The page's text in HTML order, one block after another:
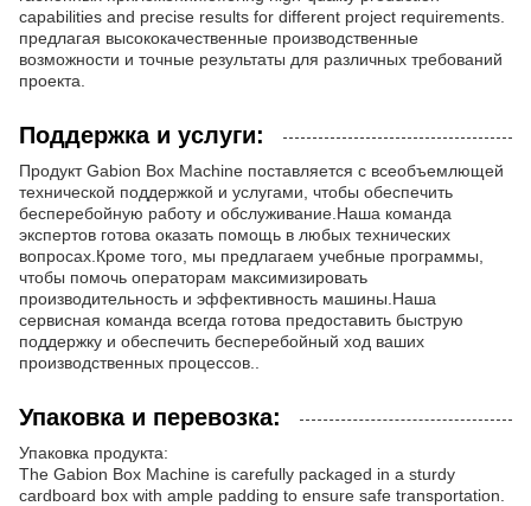
capabilities and precise results for different project requirements.
предлагая высококачественные производственные
возможности и точные результаты для различных требований
проекта.
Поддержка и услуги:
Продукт Gabion Box Machine поставляется с всеобъемлющей
технической поддержкой и услугами, чтобы обеспечить
бесперебойную работу и обслуживание.Наша команда
экспертов готова оказать помощь в любых технических
вопросах.Кроме того, мы предлагаем учебные программы,
чтобы помочь операторам максимизировать
производительность и эффективность машины.Наша
сервисная команда всегда готова предоставить быструю
поддержку и обеспечить бесперебойный ход ваших
производственных процессов..
Упаковка и перевозка:
Упаковка продукта:
The Gabion Box Machine is carefully packaged in a sturdy
cardboard box with ample padding to ensure safe transportation.